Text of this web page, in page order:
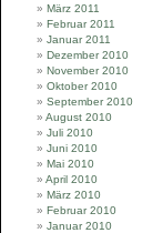
März 2011
Februar 2011
Januar 2011
Dezember 2010
November 2010
Oktober 2010
September 2010
August 2010
Juli 2010
Juni 2010
Mai 2010
April 2010
März 2010
Februar 2010
Januar 2010